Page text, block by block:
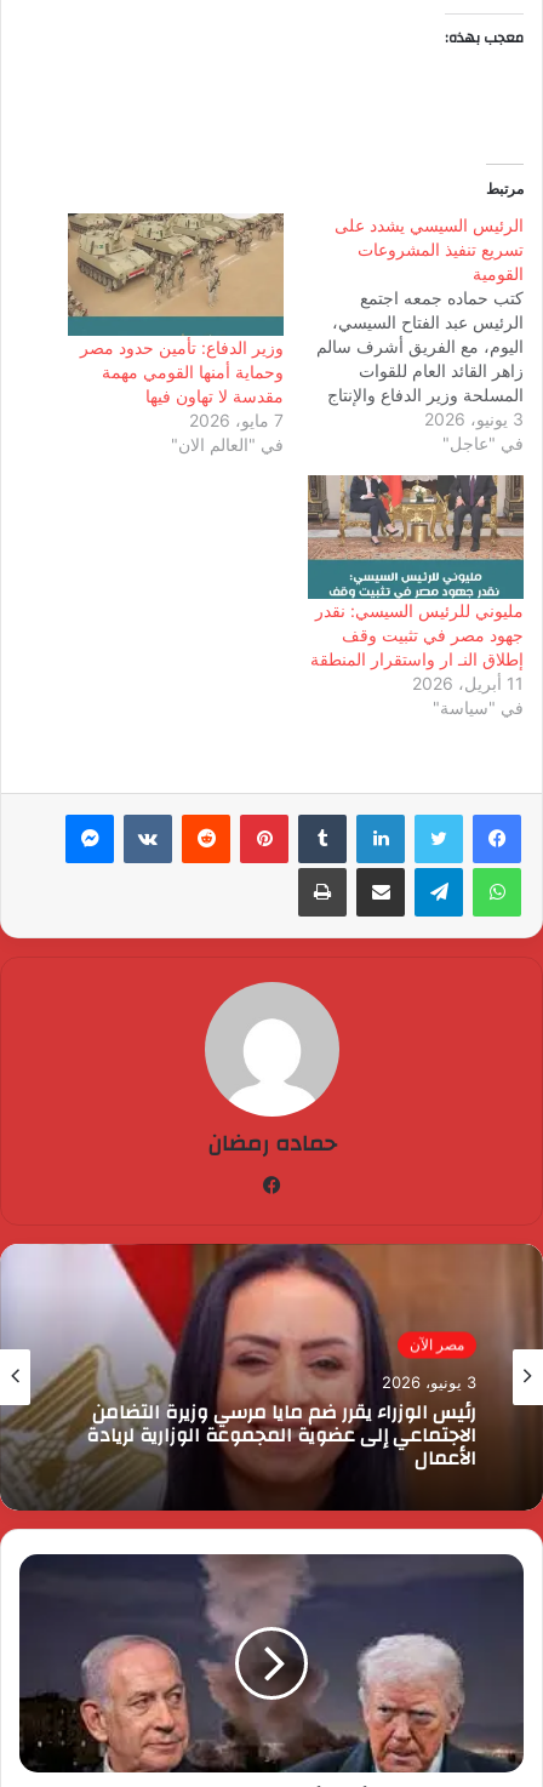
معجب بهذه:
مرتبط
الرئيس السيسي يشدد على
تسريع تنفيذ المشروعات
القومية
كتب حماده جمعه اجتمع
الرئيس عبد الفتاح السيسي،
اليوم، مع الفريق أشرف سالم
زاهر القائد العام للقوات
المسلحة وزير الدفاع والإنتاج
الحربي، واللواء أمير سيد أحمد
مستشار رئيس الجمهورية
محمد ربيع رئيس هيئة عمليات
القوات المسلحة. وأوضح
المتحدث الرسمي باسم رئاسة
الجمهورية أن الاجتماع تناول
عددًا…
3 يونيو، 2026
في "عاجل"
وزير الدفاع: تأمين حدود مصر
وحماية أمنها القومي مهمة
مقدسة لا تهاون فيها
7 مايو، 2026
في "العالم الان"
مليوني للرئيس السيسي: نقدر
جهود مصر في تثبيت وقف
إطلاق النـ ار واستقرار المنطقة
11 أبريل، 2026
في "سياسة"
لينكدإن بينتيريست ماسنجر
واتساب تيلقرام مشاركة عبر البريد طباعة
حماده رمضان
مصر الآن
3 يونيو، 2026
رئيس الوزراء يقرر ضم مايا مرسي وزيرة التضامن
الاجتماعي إلى عضوية المجموعة الوزارية لريادة
مصر الآن
31 مايو، 2026
الدكتور محسن السيد.. نموذج للإدارة الناجحة
والانضباط المهنى بأوقاف الفيوم